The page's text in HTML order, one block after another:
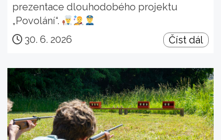
prezentace dlouhodobého projektu
„Povolání“.
30. 6. 2026
Číst dál